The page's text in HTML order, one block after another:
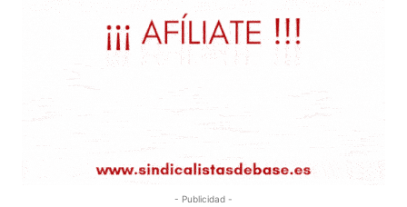
- Publicidad -